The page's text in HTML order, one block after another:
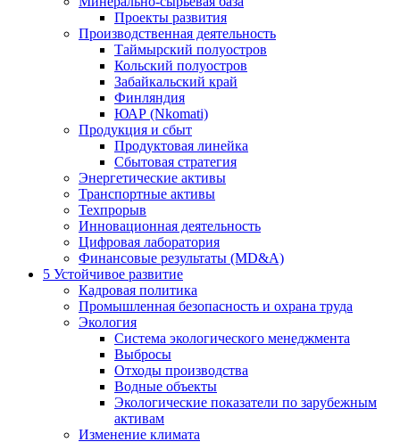
Проекты развития
Производственная деятельность
Таймырский полуостров
Кольский полуостров
Забайкальский край
Финляндия
ЮАР (Nkomati)
Продукция и сбыт
Продуктовая линейка
Сбытовая стратегия
Энергетические активы
Транспортные активы
Техпрорыв
Инновационная деятельность
Цифровая лаборатория
Финансовые результаты (MD&A)
5 Устойчивое развитие
Кадровая политика
Промышленная безопасность и охрана труда
Экология
Система экологического менеджмента
Выбросы
Отходы производства
Водные объекты
Экологические показатели по зарубежным
активам
Изменение климата